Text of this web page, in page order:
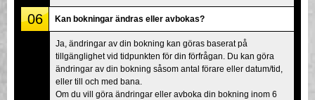
06 Kan bokningar ändras eller avbokas?
Ja, ändringar av din bokning kan göras baserat på
tillgänglighet vid tidpunkten för din förfrågan. Du kan göra
ändringar av din bokning såsom antal förare eller datum/tid,
eller till och med bana.
Om du vill göra ändringar eller avboka din bokning inom 6